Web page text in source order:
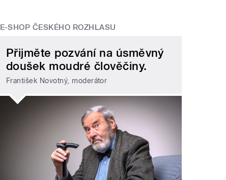
E-SHOP ČESKÉHO ROZHLASU
Přijměte pozvání na úsměvný
doušek moudré člověčiny.
František Novotný, moderátor